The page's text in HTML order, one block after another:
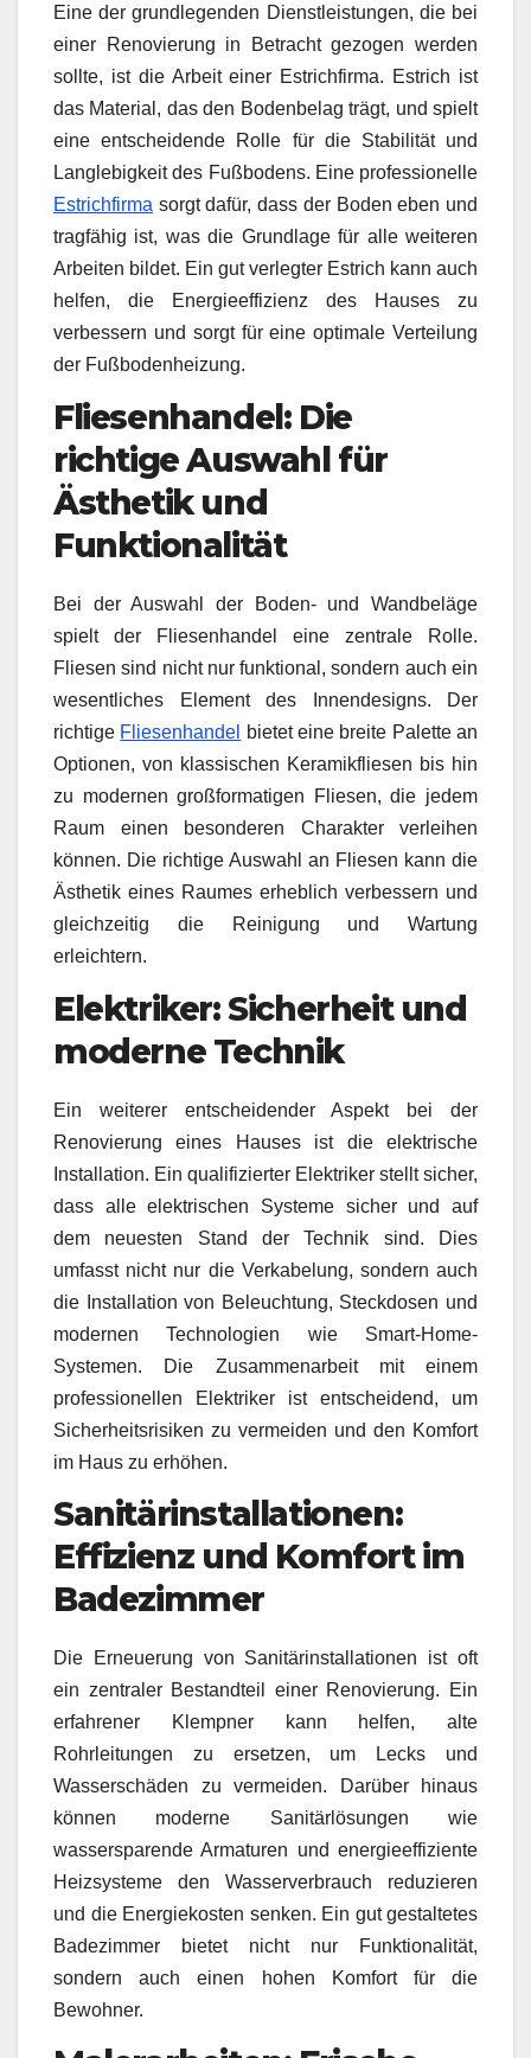
Eine der grundlegenden Dienstleistungen, die bei
einer Renovierung in Betracht gezogen werden
sollte, ist die Arbeit einer Estrichfirma. Estrich ist
das Material, das den Bodenbelag trägt, und spielt
eine entscheidende Rolle für die Stabilität und
Langlebigkeit des Fußbodens. Eine professionelle
Estrichfirma sorgt dafür, dass der Boden eben und
tragfähig ist, was die Grundlage für alle weiteren
Arbeiten bildet. Ein gut verlegter Estrich kann auch
helfen, die Energieeffizienz des Hauses zu
verbessern und sorgt für eine optimale Verteilung
der Fußbodenheizung.
Fliesenhandel: Die
richtige Auswahl für
Ästhetik und
Funktionalität
Bei der Auswahl der Boden- und Wandbeläge
spielt der Fliesenhandel eine zentrale Rolle.
Fliesen sind nicht nur funktional, sondern auch ein
wesentliches Element des Innendesigns. Der
richtige Fliesenhandel
bietet eine breite Palette an
Optionen, von klassischen Keramikfliesen bis hin
zu modernen großformatigen Fliesen, die jedem
Raum einen besonderen Charakter verleihen
können. Die richtige Auswahl an Fliesen kann die
Ästhetik eines Raumes erheblich verbessern und
gleichzeitig die Reinigung und Wartung
erleichtern.
Elektriker: Sicherheit und
moderne Technik
Ein weiterer entscheidender Aspekt bei der
Renovierung eines Hauses ist die elektrische
Installation. Ein qualifizierter Elektriker stellt sicher,
dass alle elektrischen Systeme sicher und auf
dem neuesten Stand der Technik sind. Dies
umfasst nicht nur die Verkabelung, sondern auch
die Installation von Beleuchtung, Steckdosen und
modernen Technologien wie Smart-Home-
Systemen. Die Zusammenarbeit mit einem
professionellen Elektriker ist entscheidend, um
Sicherheitsrisiken zu vermeiden und den Komfort
im Haus zu erhöhen.
Sanitärinstallationen:
Effizienz und Komfort im
Badezimmer
Die Erneuerung von Sanitärinstallationen ist oft
ein zentraler Bestandteil einer Renovierung. Ein
erfahrener Klempner kann helfen, alte
Rohrleitungen zu ersetzen, um Lecks und
Wasserschäden zu vermeiden. Darüber hinaus
können moderne Sanitärlösungen wie
wassersparende Armaturen und energieeffiziente
Heizsysteme den Wasserverbrauch reduzieren
und die Energiekosten senken. Ein gut gestaltetes
Badezimmer bietet nicht nur Funktionalität,
sondern auch einen hohen Komfort für die
Bewohner.